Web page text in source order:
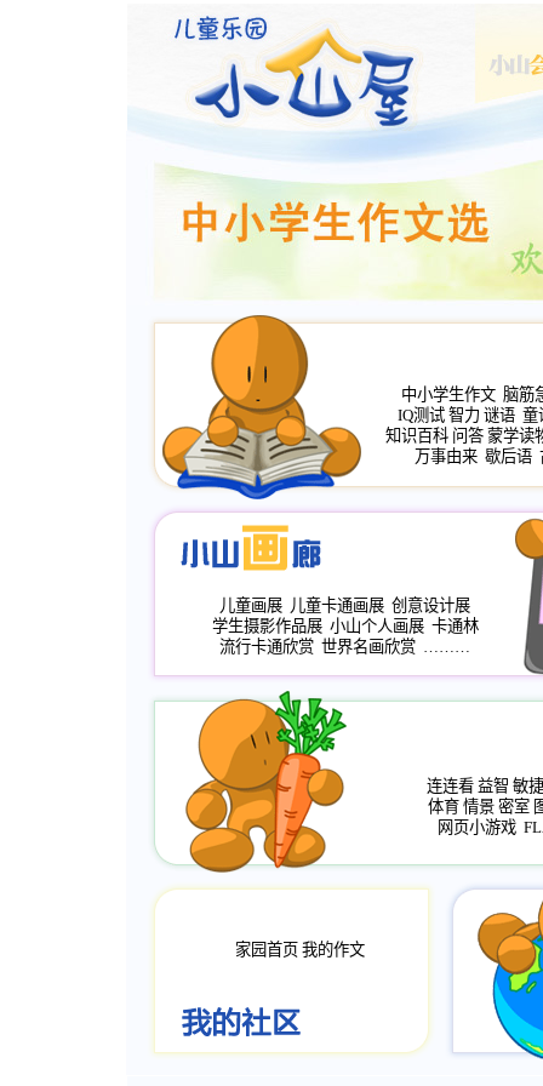
中小学生作文 脑筋
IQ测试 智力 谜语 童
知识百科 问答 蒙学读
万事由来 歇后语
儿童画展 儿童卡通画展 创意设计展
学生摄影作品展 小山个人画展 卡通林
流行卡通欣赏 世界名画欣赏 ………
连连看 益智 敏捷
体育 情景 密室
网页小游戏
家园首页 我的作文